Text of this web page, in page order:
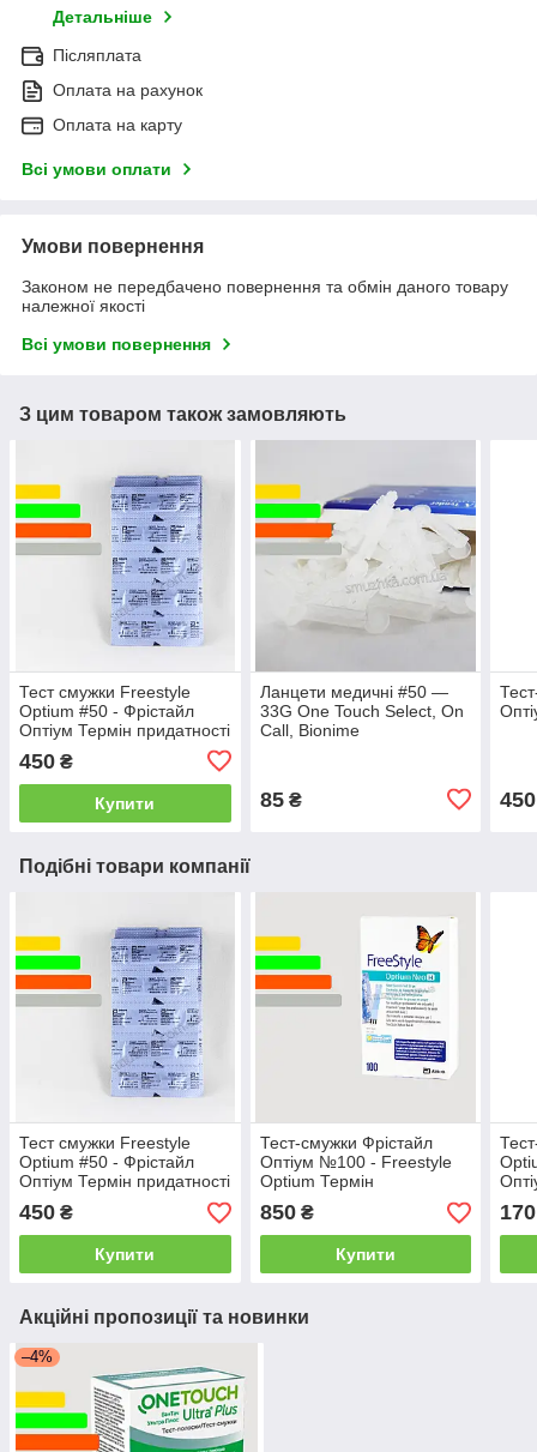
Детальніше
Післяплата
Оплата на рахунок
Оплата на карту
Всі умови оплати
Умови повернення
Законом не передбачено повернення та обмін даного товару
належної якості
Всі умови повернення
З цим товаром також замовляють
Тест смужки Freestyle
Optium #50 - Фрістайл
Оптіум Термін придатності
450 ₴
Купити
Ланцети медичні #50 —
33G One Touch Select, On
Call, Bionime
85₴ 450
Подібні товари компанії
Тест смужки Freestyle
Optium #50 - Фрістайл
Оптіум Термін придатності
смужок 31.03.2027
450 ₴
Купити
Тест-смужки Фрістайл
Оптіум №100 - Freestyle
Optium Термін
придатності смужок
-31.03.2027
850₴
Купити
170
Акційні пропозиції та новинки
–4%